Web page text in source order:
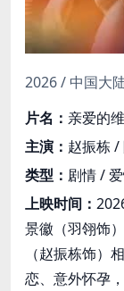
2026 / 中国大
片名： 亲爱的
主演： 赵振栋 /
类型： 剧情 /
上映时间：
景徽（羽翎饰
（赵振栋饰）
恋、意外怀孕